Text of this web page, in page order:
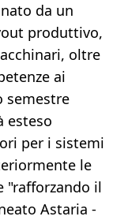
da un
produttivo,
oltre
ai
semestre
esteso
per i sistemi
le
"rafforzando il
Astaria -